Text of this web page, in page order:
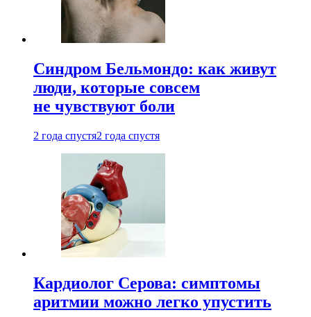
Синдром Бельмондо: как живут
люди, которые совсем
не чувствуют боли
2 года спустя2 года спустя
Кардиолог Серова: симптомы
аритмии можно легко упустить